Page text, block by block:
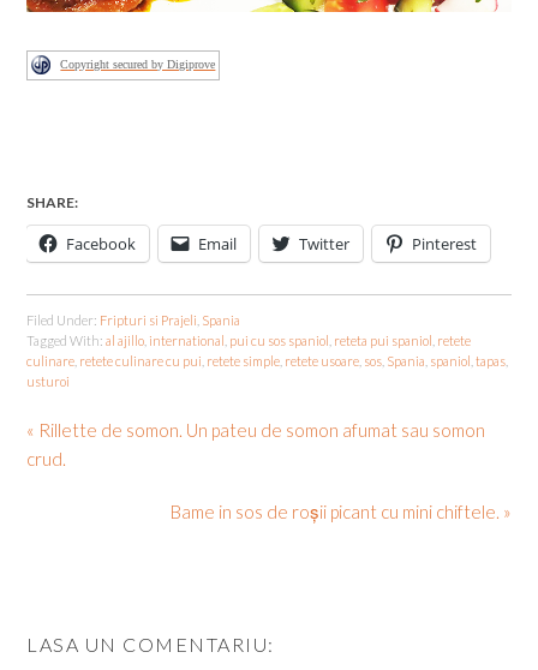
Copyright secured by Digiprove
SHARE:
Facebook Email Twitter Pinterest
Filed Under: Fripturi si Prajeli Spania
Tagged With:al ajillo international pui cu sos spaniol reteta pui spaniol
retete
culinare retete culinare cu pui retete simple retete usoare sos Spania spaniol ,tapas
usturoi
« Rillette de somon. Un pateu de somon afumat sau somon
crud.
Bame in sos de roșii picant cu mini chiftele. »
LASA UN COMENTARIU: